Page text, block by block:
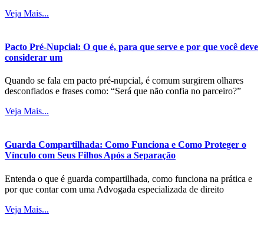
Veja Mais...
Pacto Pré-Nupcial: O que é, para que serve e por que você deve
considerar um
Quando se fala em pacto pré-nupcial, é comum surgirem olhares
desconfiados e frases como: “Será que não confia no parceiro?”
Veja Mais...
Guarda Compartilhada: Como Funciona e Como Proteger o
Vínculo com Seus Filhos Após a Separação
Entenda o que é guarda compartilhada, como funciona na prática e
por que contar com uma Advogada especializada de direito
Veja Mais...